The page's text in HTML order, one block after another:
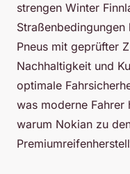
strengen Winter
Pneus mit geprüfter
Nachhaltigkeit und
optimale
was moderne Fahrer
warum Nokian zu